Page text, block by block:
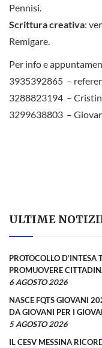
Pennisi.
Scrittura creativa:
Remigare.
Per info e
3935392865 –
3288823194 –
3299638803 –
ULTIME
PROTOCOLLO D’INTESA
PROMUOVERE
6 AGOSTO 2026
NASCE FQTS GIOVANI
DA GIOVANI PER I
5 AGOSTO 2026
IL CESV MESSINA